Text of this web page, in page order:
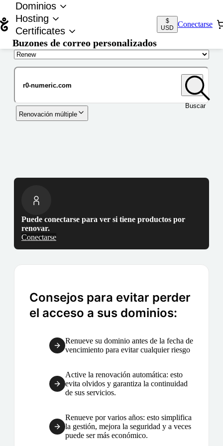
Dominios
Hosting
Certificates
Buzones de correo personalizados
$
USD
Conectarse
Buscar
Renovación múltiple
Puede conectarse para ver si tiene productos por
renovar.
Conectarse
Consejos para evitar perder
el acceso a sus dominios:
Renueve su dominio antes de la fecha de
vencimiento para evitar cualquier riesgo
Active la renovación automática: esto
evita olvidos y garantiza la continuidad
de sus servicios.
Renueve por varios años: esto simplifica
la gestión, mejora la seguridad y a veces
puede ser más económico.